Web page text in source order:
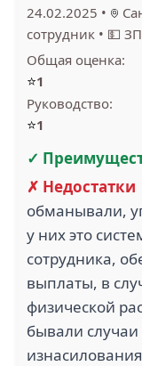
24.02.2025 •
сотрудник • 💵
Общая оценка:
⭐1
Руководство:
⭐1
✓
✗ Недостатки
обманывали,
у них это
сотрудника,
выплаты, в
физической
бывали